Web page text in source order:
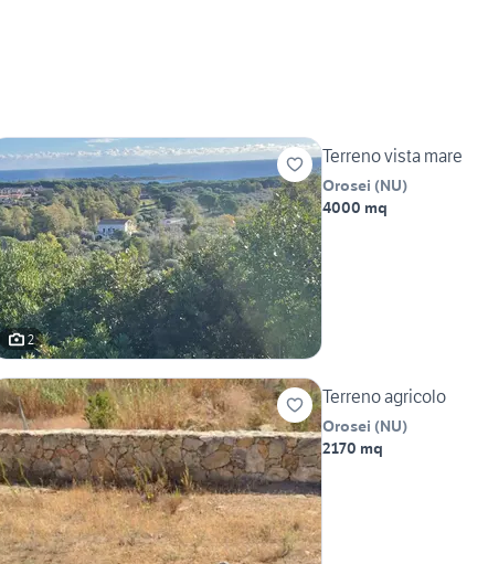
2
Terreno vista mare
Orosei (NU)
4000 mq
Terreno agricolo
Orosei (NU)
2170 mq